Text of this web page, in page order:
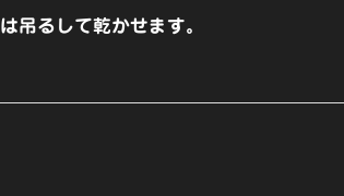
は吊るして乾かせます。